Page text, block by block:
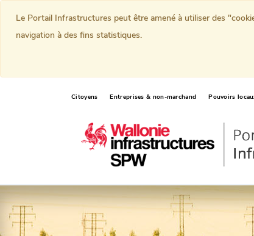
Citoyens Entreprises & non-marchand Pouvoirs
Le Portail Infrastructures peut être amené à utiliser des
navigation à des fins statistiques.